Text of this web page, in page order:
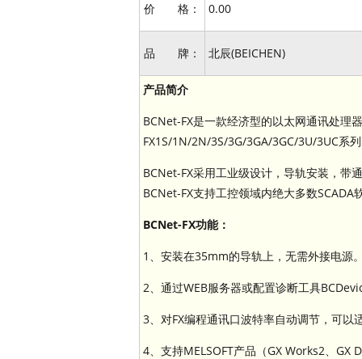
价 格： 0.00
品 牌： 北辰(BEICHEN)
产品简介
BCNet-FX是一款经济型的以太网通讯处理
FX1S/1N/2N/3S/3G/3GA/3GC/3U/3UC系
BCNet-FX采用工业级设计，导轨安装，带
BCNet-FX支持工控领域内绝大多数
BCNet-FX功能：
1、安装在35mm的导轨上，无需外接电源
2、通过WEB服务器或配置诊断工具
3、对FX编程通讯口波特率自动调节，可以
4、支持MELSOFT产品（GX Works2、GX